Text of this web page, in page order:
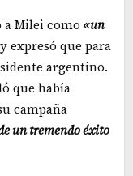
Milei como «un
y expresó que para
argentino.
que había
campaña
un tremendo éxito